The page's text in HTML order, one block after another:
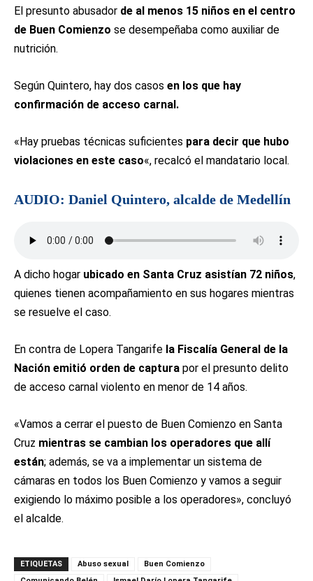
El presunto abusador de al menos 15 niños en el centro
de Buen Comienzo se desempeñaba como auxiliar de
nutrición.
Según Quintero, hay dos casos en los que hay
confirmación de acceso carnal.
«Hay pruebas técnicas suficientes para decir que hubo
violaciones en este caso«, recalcó el mandatario local.
AUDIO: Daniel Quintero, alcalde de Medellín
A dicho hogar ubicado en Santa Cruz asistían 72 niños,
quienes tienen acompañamiento en sus hogares mientras
se resuelve el caso.
En contra de Lopera Tangarife la Fiscalía General de la
Nación emitió orden de captura por el presunto delito
de acceso carnal violento en menor de 14 años.
«Vamos a cerrar el puesto de Buen Comienzo en Santa
Cruz mientras se cambian los operadores que allí
están; además, se va a implementar un sistema de
cámaras en todos los Buen Comienzo y vamos a seguir
exigiendo lo máximo posible a los operadores», concluyó
el alcalde.
ETIQUETAS Abuso sexual
Buen Comienzo